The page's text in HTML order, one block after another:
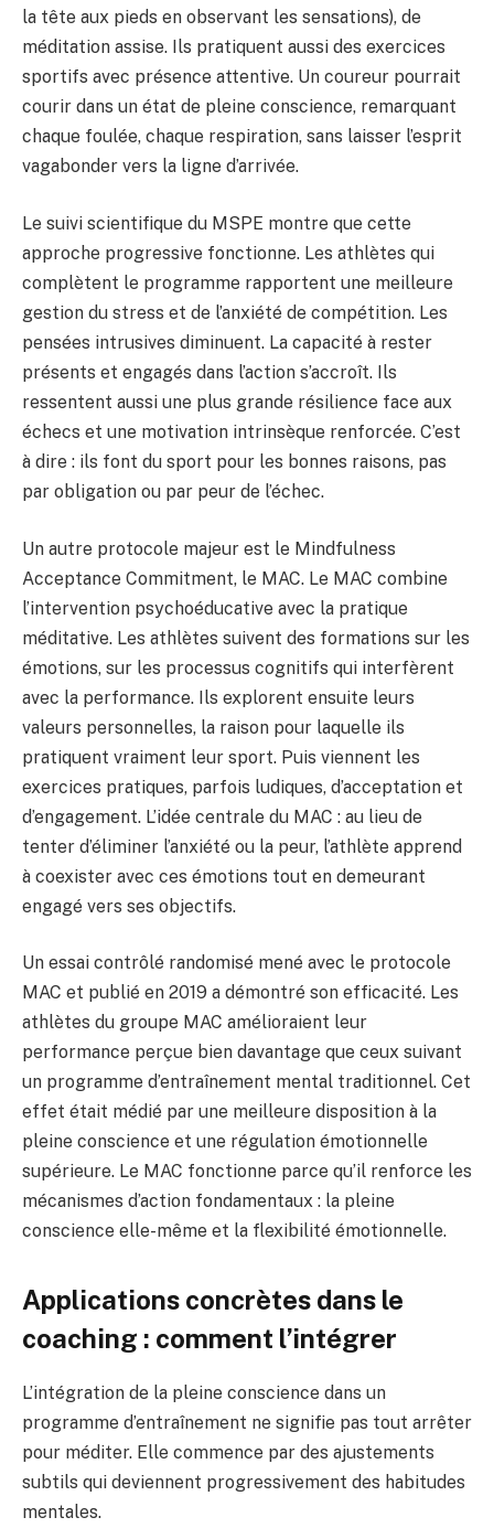
la tête aux pieds en observant les sensations), de
méditation assise. Ils pratiquent aussi des exercices
sportifs avec présence attentive. Un coureur pourrait
courir dans un état de pleine conscience, remarquant
chaque foulée, chaque respiration, sans laisser l’esprit
vagabonder vers la ligne d’arrivée.
Le suivi scientifique du MSPE montre que cette
approche progressive fonctionne. Les athlètes qui
complètent le programme rapportent une meilleure
gestion du stress et de l’anxiété de compétition. Les
pensées intrusives diminuent. La capacité à rester
présents et engagés dans l’action s’accroît. Ils
ressentent aussi une plus grande résilience face aux
échecs et une motivation intrinsèque renforcée. C’est
à dire : ils font du sport pour les bonnes raisons, pas
par obligation ou par peur de l’échec.
Un autre protocole majeur est le Mindfulness
Acceptance Commitment, le MAC. Le MAC combine
l’intervention psychoéducative avec la pratique
méditative. Les athlètes suivent des formations sur les
émotions, sur les processus cognitifs qui interfèrent
avec la performance. Ils explorent ensuite leurs
valeurs personnelles, la raison pour laquelle ils
pratiquent vraiment leur sport. Puis viennent les
exercices pratiques, parfois ludiques, d’acceptation et
d’engagement. L’idée centrale du MAC : au lieu de
tenter d’éliminer l’anxiété ou la peur, l’athlète apprend
à coexister avec ces émotions tout en demeurant
engagé vers ses objectifs.
Un essai contrôlé randomisé mené avec le protocole
MAC et publié en 2019 a démontré son efficacité. Les
athlètes du groupe MAC amélioraient leur
performance perçue bien davantage que ceux suivant
un programme d’entraînement mental traditionnel. Cet
effet était médié par une meilleure disposition à la
pleine conscience et une régulation émotionnelle
supérieure. Le MAC fonctionne parce qu’il renforce les
mécanismes d’action fondamentaux : la pleine
conscience elle-même et la flexibilité émotionnelle.
Applications concrètes dans le
coaching : comment l’intégrer
L’intégration de la pleine conscience dans un
programme d’entraînement ne signifie pas tout arrêter
pour méditer. Elle commence par des ajustements
subtils qui deviennent progressivement des habitudes
mentales.